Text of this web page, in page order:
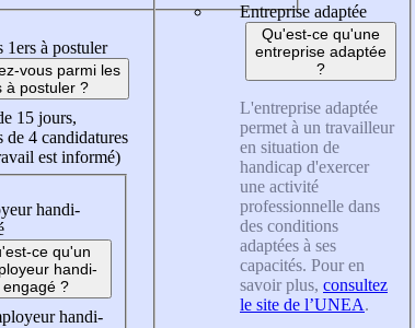
1ers à postuler
vous parmi les
à postuler ?
15 jours,
de 4 candidatures
est informé)
handi-
ce qu'un
handi-
engagé ?
handi-
Entreprise adaptée
Qu'est-ce qu'une
entreprise adaptée
?
L'entreprise adaptée
permet à un travailleur
en situation de
handicap d'exercer
une activité
professionnelle dans
des conditions
adaptées à ses
capacités. Pour en
savoir plus, consultez
le site de l’UNEA.